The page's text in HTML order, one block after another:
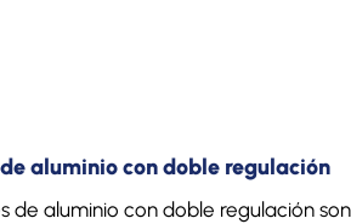
aluminio con doble regulación
de aluminio con doble regulación